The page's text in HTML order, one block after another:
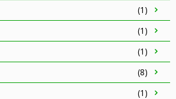
(1)
(1)
(1)
(8)
(1)